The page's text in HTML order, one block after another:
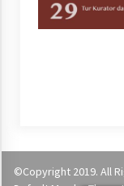
©Copyright 2019. All